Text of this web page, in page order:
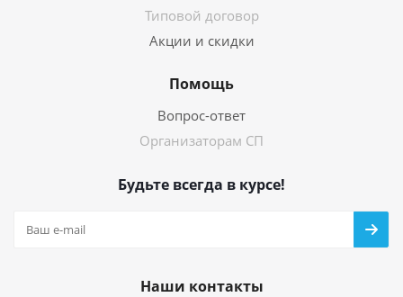
Типовой договор
Акции и скидки
Помощь
Вопрос-ответ
Организаторам СП
Будьте всегда в курсе!
Наши контакты